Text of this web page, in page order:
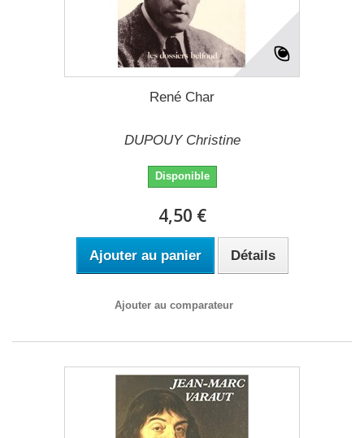
René Char
DUPOUY Christine
Disponible
4,50 €
Ajouter au panier Détails
Ajouter au comparateur